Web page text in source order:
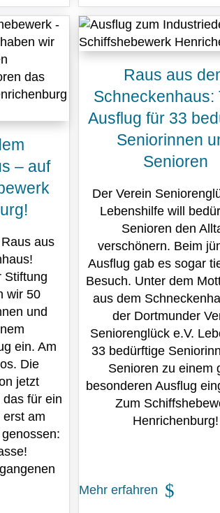
– auf
aus
Stiftung
wir 50
und
ein. Am
Die
jetzt
für ein
erst am
Raus aus
Schneckenhaus:
Ausflug für 33
Seniorinnen
Senioren
Der Verein
Lebenshilfe will
Senioren den
verschönern. Beim
Ausflug gab es sogar
Besuch. Unter dem
aus dem
der Dortmunder
Seniorenglück e.V.
33 bedürftige
Senioren zu einem
besonderen Ausflug
Zum
Henrichenburg!
Mehr erfahren